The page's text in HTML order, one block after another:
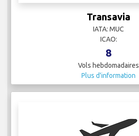
Transavia
IATA: MUC
ICAO:
8
Vols hebdomadaires
Plus d'information